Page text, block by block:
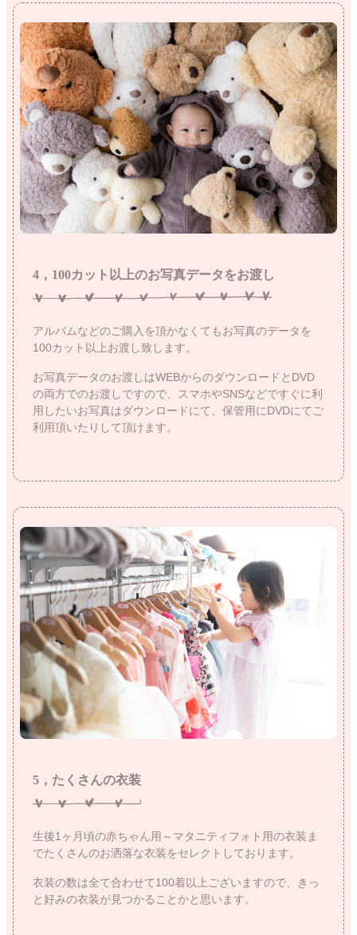
4，100カット以上のお写真データをお渡し
アルバムなどのご購入を頂かなくてもお写真のデータを
100カット以上お渡し致します。
お写真データのお渡しはWEBからのダウンロードとDVD
の両方でのお渡しですので、スマホやSNSなどですぐに利
用したいお写真はダウンロードにて、保管用にDVDにてご
利用頂いたりして頂けます。
5，たくさんの衣装
生後1ヶ月頃の赤ちゃん用～マタニティフォト用の衣装ま
でたくさんのお洒落な衣装をセレクトしております。
衣装の数は全て合わせて100着以上ございますので、きっ
と好みの衣装が見つかることかと思います。